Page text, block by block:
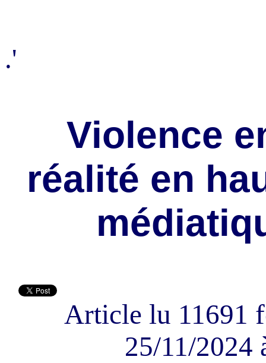
.'
Violence
réalité en
Article lu 11691
25/11/2024